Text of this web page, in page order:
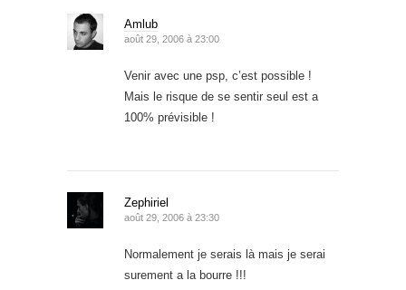
Amlub
août 29, 2006 à 23:00
Venir avec une psp, c’est possible !
Mais le risque de se sentir seul est a
100% prévisible !
Zephiriel
août 29, 2006 à 23:30
Normalement je serais là mais je serai
surement a la bourre !!!